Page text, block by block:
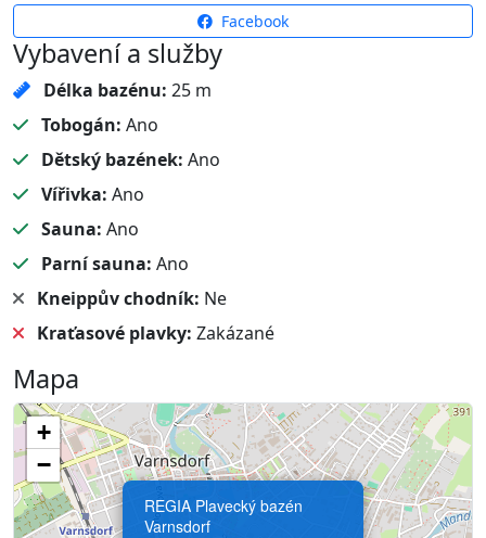
Facebook
Vybavení a služby
Délka bazénu: 25 m
Tobogán: Ano
Dětský bazének: Ano
Vířivka: Ano
Sauna: Ano
Parní sauna: Ano
Kneippův chodník: Ne
Kraťasové plavky: Zakázané
Mapa
REGIA Plavecký bazén
Varnsdorf
+
−